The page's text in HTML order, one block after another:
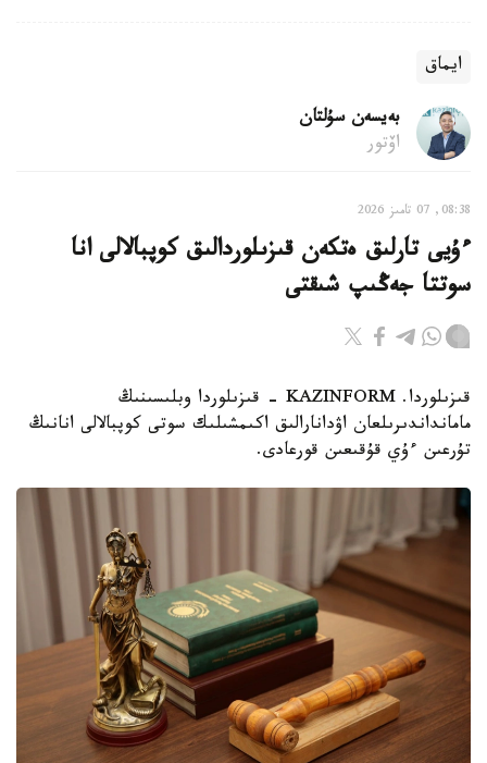
ايماق
بەيسەن سۇلتان
اۆتور
08:38, 07 تامىز 2026
ءۇيى تارلىق ەتكەن قىزىلوردالىق كوپبالالى انا
سوتتا جەڭىپ شىقتى
قىزىلوردا. KAZINFORM - قىزىلوردا وبلىسىنىڭ
مامانداندىرىلعان اۋدانارالىق اكىمشىلىك سوتى كوپبالالى انانىڭ
تۇرعىن ءۇي قۇقىعىن قورعادى.